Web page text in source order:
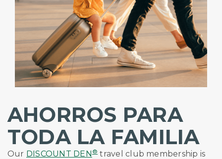
AHORROS PARA
TODA LA FAMILIA
Our DISCOUNT DEN®travel club membership is